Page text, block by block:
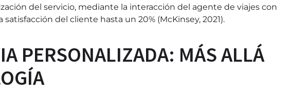
del servicio, mediante la interacción del agente de viajes con
del cliente hasta un 20% (McKinsey, 2021).
PERSONALIZADA: MÁS ALLÁ